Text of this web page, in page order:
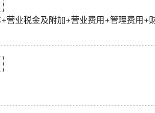
业税金及附加+营业费用+管理费用+财